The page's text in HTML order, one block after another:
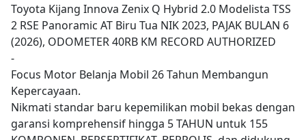
Toyota Kijang Innova Zenix Q Hybrid 2.0 Modelista TSS
2 RSE Panoramic AT Biru Tua NIK 2023, PAJAK BULAN 6
(2026), ODOMETER 40RB KM RECORD AUTHORIZED
-
Focus Motor Belanja Mobil 26 Tahun Membangun
Kepercayaan.
Nikmati standar baru kepemilikan mobil bekas dengan
garansi komprehensif hingga 5 TAHUN untuk 155